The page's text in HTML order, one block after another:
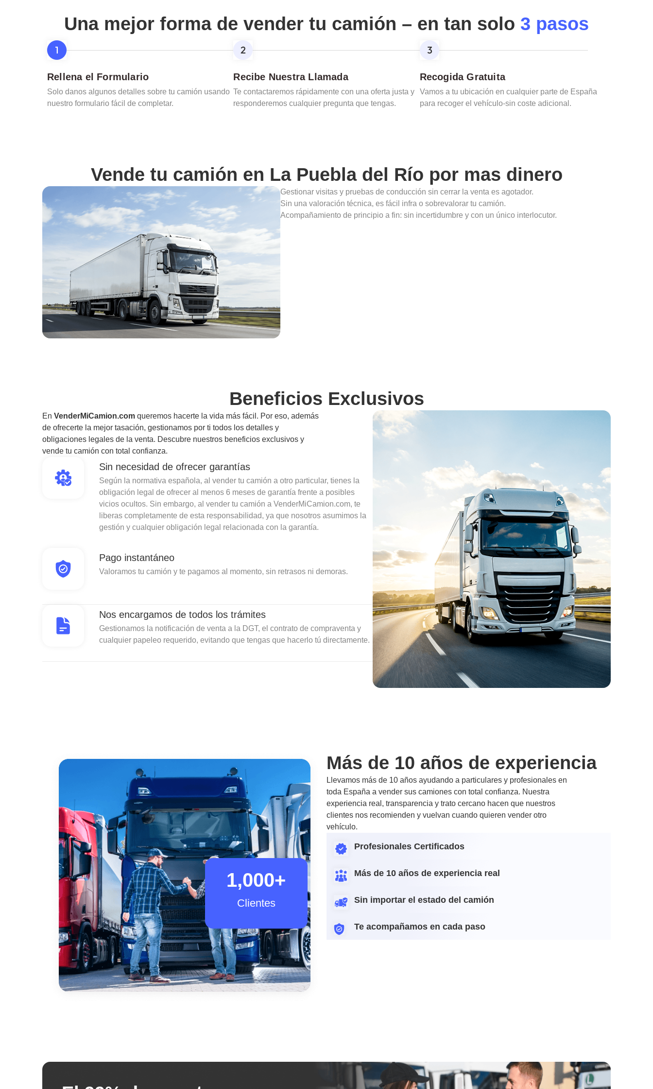
Una mejor forma de vender tu camión – en tan solo 3 pasos
Rellena el Formulario
Solo danos algunos detalles sobre tu camión usando
nuestro formulario fácil de completar.
Recibe Nuestra Llamada
Te contactaremos rápidamente con una oferta justa y
responderemos cualquier pregunta que tengas.
Recogida Gratuita
Vamos a tu ubicación en cualquier parte de España
para recoger el vehículo-sin coste adicional.
Vende tu camión en La Puebla del Río por mas dinero
Gestionar visitas y pruebas de conducción sin cerrar la venta es agotador.
Sin una valoración técnica, es fácil infra o sobrevalorar tu camión.
Acompañamiento de principio a fin: sin incertidumbre y con un único interlocutor.
Beneficios Exclusivos
En VenderMiCamion.com queremos hacerte la vida más fácil. Por eso, además
de ofrecerte la mejor tasación, gestionamos por ti todos los detalles y
obligaciones legales de la venta. Descubre nuestros beneficios exclusivos y
vende tu camión con total confianza.
Sin necesidad de ofrecer garantías
Según la normativa española, al vender tu camión a otro particular, tienes la
obligación legal de ofrecer al menos 6 meses de garantía frente a posibles
vicios ocultos. Sin embargo, al vender tu camión a VenderMiCamion.com, te
liberas completamente de esta responsabilidad, ya que nosotros asumimos la
gestión y cualquier obligación legal relacionada con la garantía.
Pago instantáneo
Valoramos tu camión y te pagamos al momento, sin retrasos ni demoras.
Nos encargamos de todos los trámites
Gestionamos la notificación de venta a la DGT, el contrato de compraventa y
cualquier papeleo requerido, evitando que tengas que hacerlo tú directamente.
Clientes
1,000+
Más de 10 años de experiencia
Llevamos más de 10 años ayudando a particulares y profesionales en
toda España a vender sus camiones con total confianza. Nuestra
experiencia real, transparencia y trato cercano hacen que nuestros
clientes nos recomienden y vuelvan cuando quieren vender otro
vehículo.
Profesionales Certificados
Más de 10 años de experiencia real
Sin importar el estado del camión
Te acompañamos en cada paso